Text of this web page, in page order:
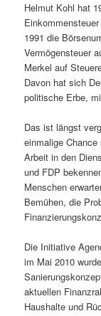
Helmut Kohl hat
1991 die
Vermögensteuer
Merkel auf
Davon hat sich
politische Erbe,
Das ist längst
einmalige
Arbeit in den
und FDP
Menschen
Bemühen, die
Die Initiative
im Mai 2010
aktuellen
Haushalte und